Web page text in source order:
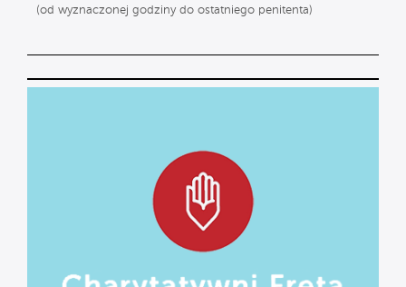
(od wyznaczonej godziny do ostatniego penitenta)